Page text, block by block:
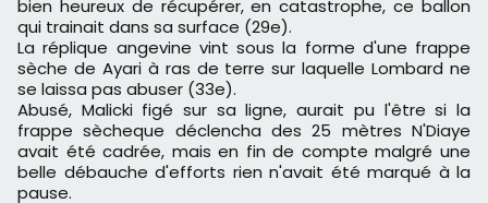
bien heureux de récupérer, en catastrophe, ce ballon
qui trainait dans sa surface (29e).
La réplique angevine vint sous la forme d'une frappe
sèche de Ayari à ras de terre sur laquelle Lombard ne
se laissa pas abuser (33e).
Abusé, Malicki figé sur sa ligne, aurait pu l'être si la
frappe sècheque déclencha des 25 mètres N'Diaye
avait été cadrée, mais en fin de compte malgré une
belle débauche d'efforts rien n'avait été marqué à la
pause.